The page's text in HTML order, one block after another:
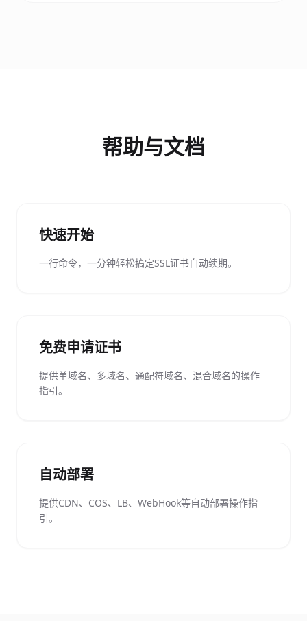
帮助与文档
快速开始
一行命令，一分钟轻松搞定SSL证书自动续期。
免费申请证书
提供单域名、多域名、通配符域名、混合域名的操作
指引。
自动部署
提供CDN、COS、LB、WebHook等自动部署操作指
引。